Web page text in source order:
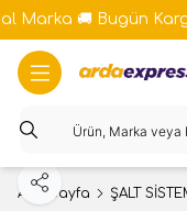
Marka 🚚 Bugün
Ana Sayfa ŞALT
Paylaş